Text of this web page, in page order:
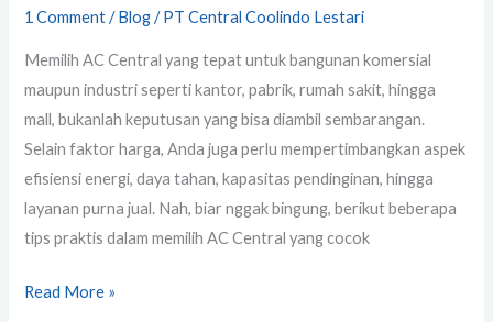
1 Comment /Blog/PT Central Coolindo Lestari
Memilih AC Central yang tepat untuk bangunan komersial
maupun industri seperti kantor, pabrik, rumah sakit, hingga
mall, bukanlah keputusan yang bisa diambil sembarangan.
Selain faktor harga, Anda juga perlu mempertimbangkan aspek
efisiensi energi, daya tahan, kapasitas pendinginan, hingga
layanan purna jual. Nah, biar nggak bingung, berikut beberapa
tips praktis dalam memilih AC Central yang cocok
Read More »